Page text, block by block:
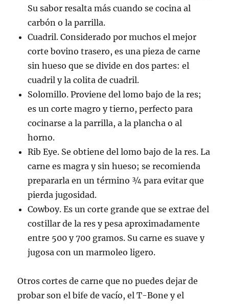
Su sabor resalta más cuando se cocina al
carbón o la parrilla.
Cuadril. Considerado por muchos el mejor
corte bovino trasero, es una pieza de carne
sin hueso que se divide en dos partes: el
cuadril y la colita de cuadril.
Solomillo. Proviene del lomo bajo de la res;
es un corte magro y tierno, perfecto para
cocinarse a la parrilla, a la plancha o al
horno.
Rib Eye. Se obtiene del lomo bajo de la res. La
carne es magra y sin hueso; se recomienda
prepararla en un término ¾ para evitar que
pierda jugosidad.
Cowboy. Es un corte grande que se extrae del
costillar de la res y pesa aproximadamente
entre 500 y 700 gramos. Su carne es suave y
jugosa con un marmoleo ligero.
Otros cortes de carne que no puedes dejar de
probar son el bife de vacío, el T-Bone y el